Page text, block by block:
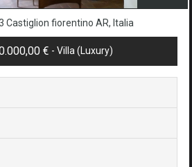
Castiglion fiorentino AR, Italia
€ - Villa (luxury)